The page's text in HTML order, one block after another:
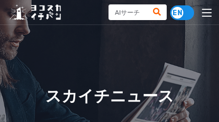
スカイチニュース